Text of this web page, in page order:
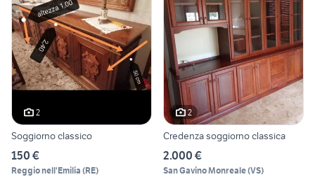
2
Soggiorno classico
150 €
Reggio nell'Emilia (RE)
2
Credenza soggiorno classica
2.000 €
San Gavino Monreale(VS)